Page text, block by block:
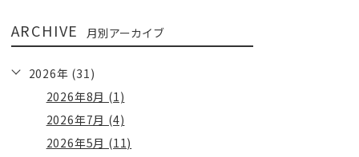
ARCHIVE 月別アーカイブ
2026年 (31)
2026年8月 (1)
2026年7月 (4)
2026年5月 (11)